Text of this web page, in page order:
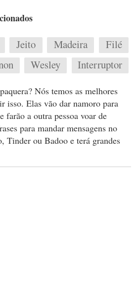
Jeito Madeira
Filé
Wesley Interruptor
Nós temos as melhores
isso. Elas vão dar namoro para
farão a outra pessoa voar de
para mandar mensagens no
Tinder ou Badoo e terá grandes